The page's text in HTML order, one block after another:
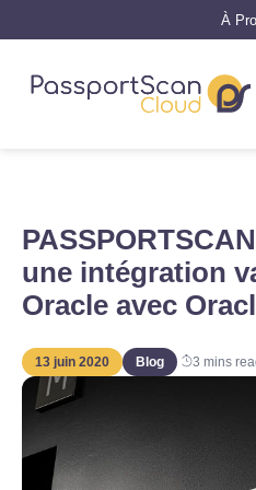
À
une intégration
Oracle avec
13 juin 2020 Blog 3 mins